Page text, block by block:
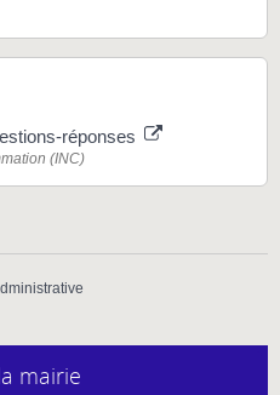
réponses
(INC)
mairie